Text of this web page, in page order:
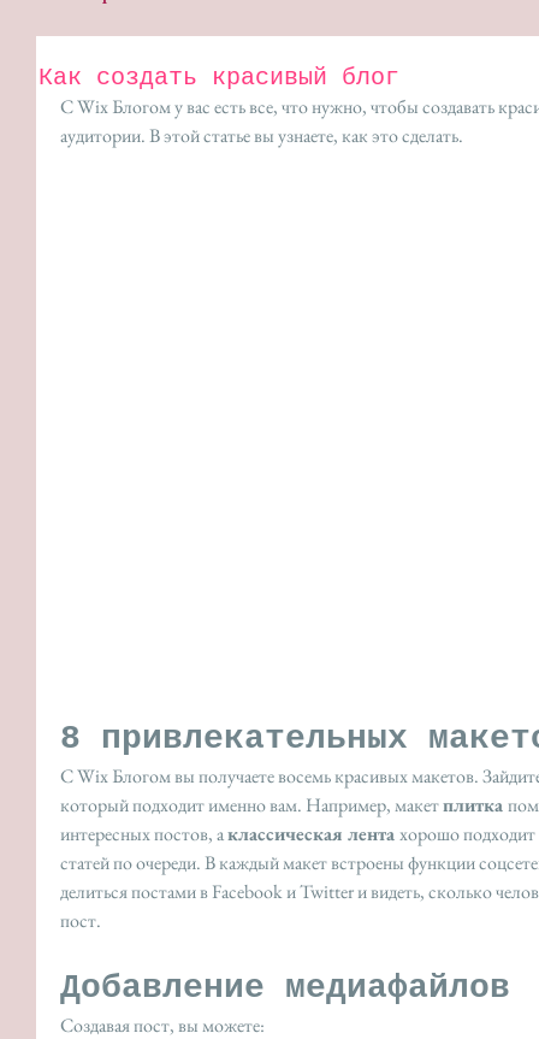
Как создать красивый блог
С Wix Блогом у вас есть все, что нужно, чтобы создавать
аудитории. В этой статье вы узнаете, как это сделать.
8 привлекательных
С Wix Блогом вы получаете восемь красивых макетов.
который подходит именно вам. Например, макет плитка
интересных постов, а классическая лента хорошо
статей по очереди. В каждый макет встроены функции
делиться постами в Facebook и Twitter и видеть, сколько
пост.
Добавление медиафайлов
Создавая пост, вы можете: